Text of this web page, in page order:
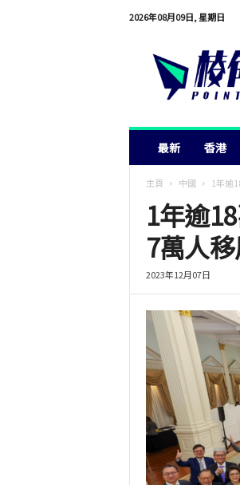
2026年08月09日, 星期日
最新 香港
主頁 中國 1年逾
1年逾
7萬人
2023年12月07日